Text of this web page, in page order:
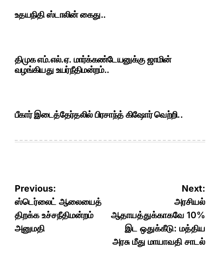
உதயநிதி ஸ்டாலின் கைது..
திமுக எம்.எல்.ஏ. மார்க்கண்டேயனுக்கு ஜாமின்
வழங்கியது உயர்நீதிமன்றம்..
பீகார் இடைத்தேர்தலில் பிரசாந்த் கிஷோர் வெற்றி..
Post
navigation
Previous:
ஸ்டெர்லைட் ஆலையைத்
திறக்க உச்சநீதிமன்றம்
அனுமதி
Next:
அரசியல்
ஆதாயத்துக்காகவே 10%
இட ஒதுக்கீடு: மத்திய
அரசு மீது மாயாவதி சாடல்